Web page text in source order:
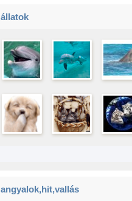
állatok
angyalok,hit,vallás